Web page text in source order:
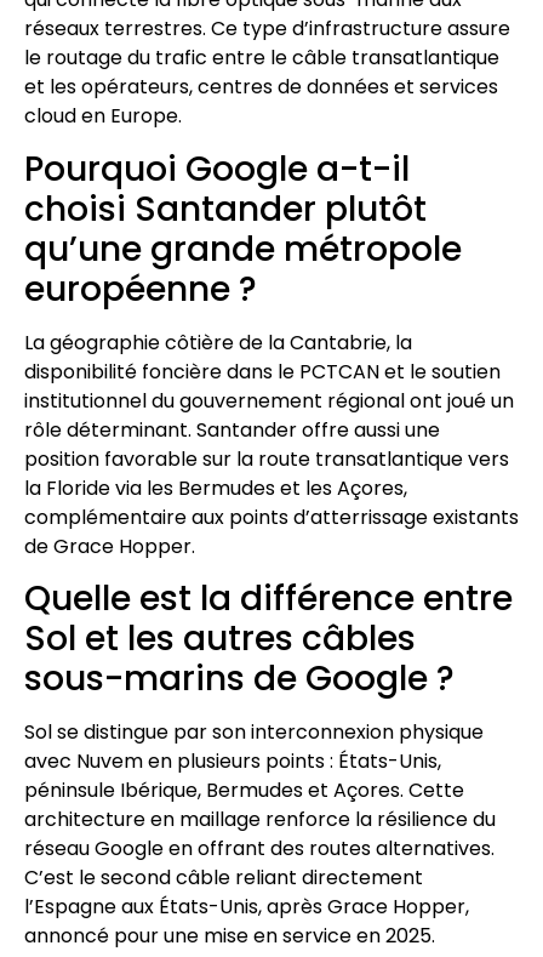
réseaux terrestres. Ce type d’infrastructure assure
le routage du trafic entre le câble transatlantique
et les opérateurs, centres de données et services
cloud en Europe.
Pourquoi Google a-t-il
choisi Santander plutôt
qu’une grande métropole
européenne ?
La géographie côtière de la Cantabrie, la
disponibilité foncière dans le PCTCAN et le soutien
institutionnel du gouvernement régional ont joué un
rôle déterminant. Santander offre aussi une
position favorable sur la route transatlantique vers
la Floride via les Bermudes et les Açores,
complémentaire aux points d’atterrissage existants
de Grace Hopper.
Quelle est la différence entre
Sol et les autres câbles
sous-marins de Google ?
Sol se distingue par son interconnexion physique
avec Nuvem en plusieurs points : États-Unis,
péninsule Ibérique, Bermudes et Açores. Cette
architecture en maillage renforce la résilience du
réseau Google en offrant des routes alternatives.
C’est le second câble reliant directement
l’Espagne aux États-Unis, après Grace Hopper,
annoncé pour une mise en service en 2025.